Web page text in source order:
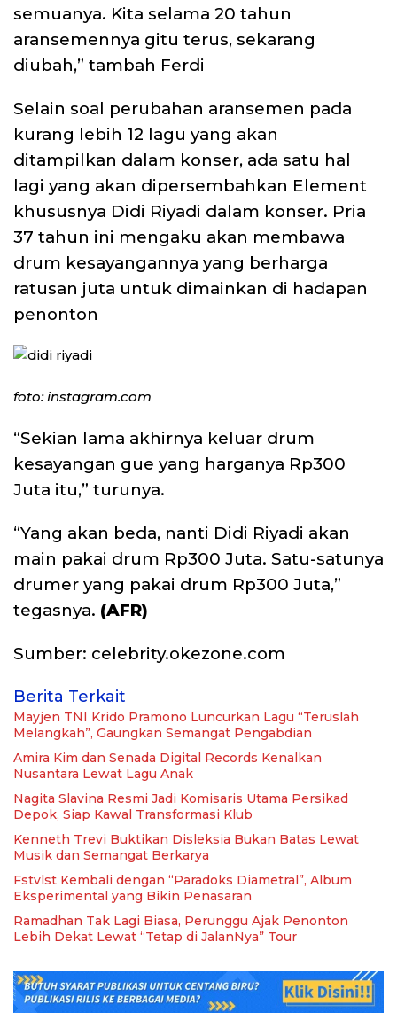
semuanya. Kita selama 20 tahun
aransemennya gitu terus, sekarang
diubah,” tambah Ferdi
Selain soal perubahan aransemen pada
kurang lebih 12 lagu yang akan
ditampilkan dalam konser, ada satu hal
lagi yang akan dipersembahkan Element
khususnya Didi Riyadi dalam konser. Pria
37 tahun ini mengaku akan membawa
drum kesayangannya yang berharga
ratusan juta untuk dimainkan di hadapan
penonton
foto: instagram.com
“Sekian lama akhirnya keluar drum
kesayangan gue yang harganya Rp300
Juta itu,” turunya.
“Yang akan beda, nanti Didi Riyadi akan
main pakai drum Rp300 Juta. Satu-satunya
drumer yang pakai drum Rp300 Juta,”
tegasnya. (AFR)
Sumber: celebrity.okezone.com
Berita Terkait
Mayjen TNI Krido Pramono Luncurkan Lagu “Teruslah
Melangkah”, Gaungkan Semangat Pengabdian
Amira Kim dan Senada Digital Records Kenalkan
Nusantara Lewat Lagu Anak
Nagita Slavina Resmi Jadi Komisaris Utama Persikad
Depok, Siap Kawal Transformasi Klub
Kenneth Trevi Buktikan Disleksia Bukan Batas Lewat
Musik dan Semangat Berkarya
Fstvlst Kembali dengan “Paradoks Diametral”, Album
Eksperimental yang Bikin Penasaran
Ramadhan Tak Lagi Biasa, Perunggu Ajak Penonton
Lebih Dekat Lewat “Tetap di JalanNya” Tour